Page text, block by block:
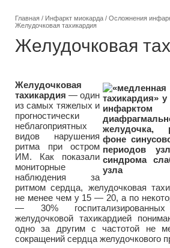
Главная / Инфаркт миокарда / Осложнения
Желудочковая тахикардия
Желудочковая
Желудочковая
тахикардия — один
из самых тяжелых и
прогностически
неблагоприятных
видов нарушения
ритма при остром
ИМ. Как показали
мониторные
наблюдения за
ритмом сердца, желудочковая
не менее чем у 15 — 20, а по
— 30%
желудочковой тахикардией
одно за другим с частотой не
сокращений сердца желудочкового